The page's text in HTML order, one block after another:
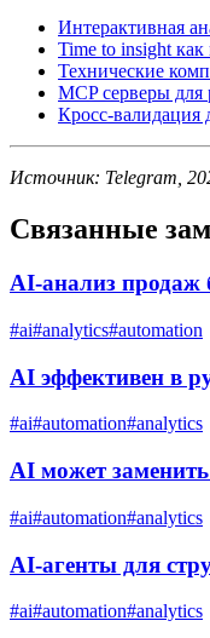
Интерактивная
Time to insight
Технические
MCP серверы
Кросс-валидация
Источник: Telegram,
Связанные
AI-анализ продаж
#ai#analytics#automation
AI эффективен в
#ai#automation#analytics
AI может
#ai#automation#analytics
AI-агенты для
#ai#automation#analytics